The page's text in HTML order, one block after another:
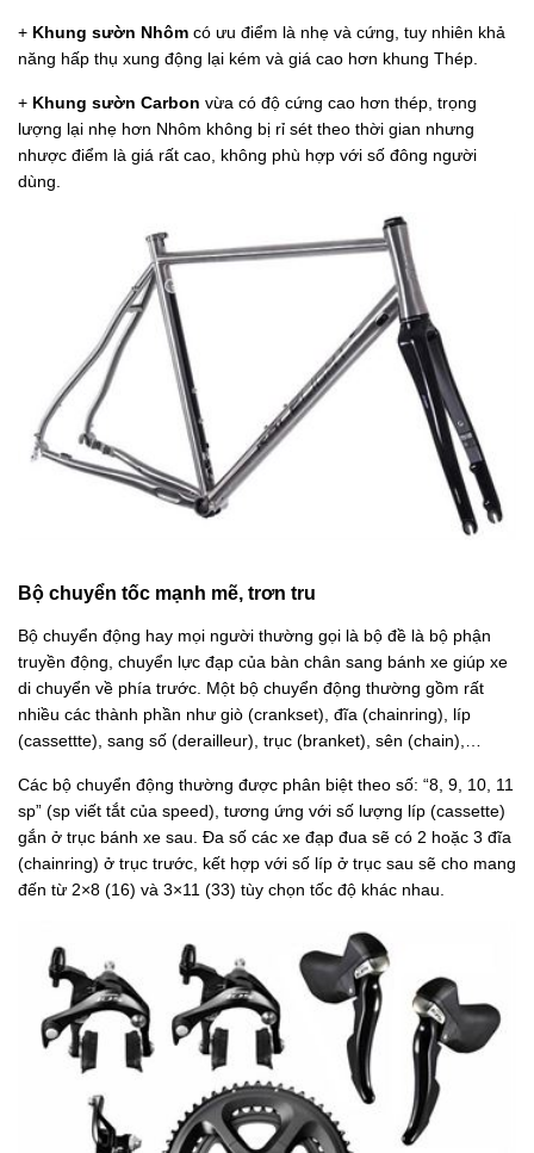
+ Khung sườn Nhôm có ưu điểm là nhẹ và cứng, tuy nhiên khả
năng hấp thụ xung động lại kém và giá cao hơn khung Thép.
+ Khung sườn Carbon vừa có độ cứng cao hơn thép, trọng
lượng lại nhẹ hơn Nhôm không bị rỉ sét theo thời gian nhưng
nhược điểm là giá rất cao, không phù hợp với số đông người
dùng.
Bộ chuyển tốc mạnh mẽ, trơn tru
Bộ chuyển động hay mọi người thường gọi là bộ đề là bộ phận
truyền động, chuyển lực đạp của bàn chân sang bánh xe giúp xe
di chuyển về phía trước. Một bộ chuyển động thường gồm rất
nhiều các thành phần như giò (crankset), đĩa (chainring), líp
(cassettte), sang số (derailleur), trục (branket), sên (chain),…
Các bộ chuyển động thường được phân biệt theo số: “8, 9, 10, 11
sp” (sp viết tắt của speed), tương ứng với số lượng líp (cassette)
gắn ở trục bánh xe sau. Đa số các xe đạp đua sẽ có 2 hoặc 3 đĩa
(chainring) ở trục trước, kết hợp với số líp ở trục sau sẽ cho mang
đến từ 2×8 (16) và 3×11 (33) tùy chọn tốc độ khác nhau.